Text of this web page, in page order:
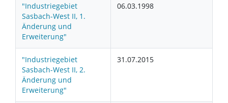
"Industriegebiet
Sasbach-West II, 1.
Änderung und
Erweiterung"
06.03.1998
"Industriegebiet
Sasbach-West II, 2.
Änderung und
Erweiterung"
31.07.2015